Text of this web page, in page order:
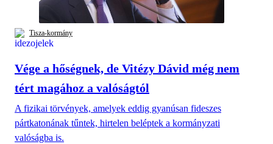
Tisza-kormány
Vége a hőségnek, de Vitézy Dávid még nem
tért magához a valóságtól
A fizikai törvények, amelyek eddig gyanúsan fideszes
pártkatonának tűntek, hirtelen beléptek a kormányzati
valóságba is.